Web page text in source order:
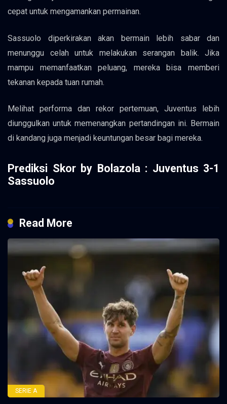
cepat untuk mengamankan permainan.
Sassuolo diperkirakan akan bermain lebih sabar dan
menunggu celah untuk melakukan serangan balik. Jika
mampu memanfaatkan peluang, mereka bisa memberi
tekanan kepada tuan rumah.
Melihat performa dan rekor pertemuan, Juventus lebih
diunggulkan untuk memenangkan pertandingan ini. Bermain
di kandang juga menjadi keuntungan besar bagi mereka.
Prediksi Skor by Bolazola : Juventus 3-1
Sassuolo
Read More
SERIE A